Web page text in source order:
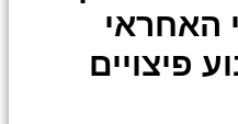
האחראי
פיצויים